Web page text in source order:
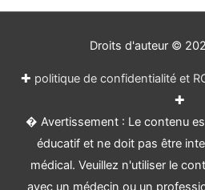
Droits d'auteur ©
✚ politique de confidentialité et
✚
� Avertissement : Le contenu
éducatif et ne doit pas être
médical. Veuillez n'utiliser le